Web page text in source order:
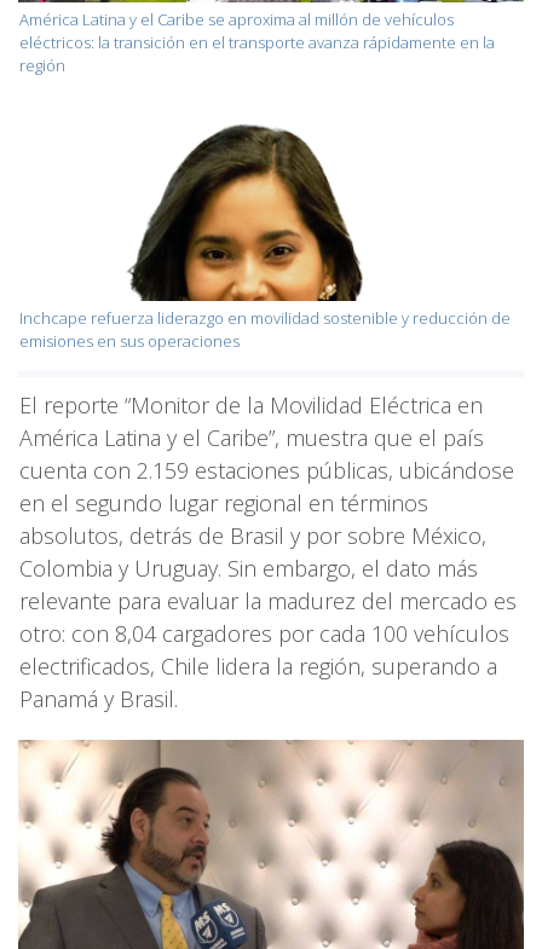
América Latina y el Caribe se aproxima al millón de vehículos
eléctricos: la transición en el transporte avanza rápidamente en la
región
Inchcape refuerza liderazgo en movilidad sostenible y reducción de
emisiones en sus operaciones
El reporte “Monitor de la Movilidad Eléctrica en
América Latina y el Caribe”, muestra que el país
cuenta con 2.159 estaciones públicas, ubicándose
en el segundo lugar regional en términos
absolutos, detrás de Brasil y por sobre México,
Colombia y Uruguay. Sin embargo, el dato más
relevante para evaluar la madurez del mercado es
otro: con 8,04 cargadores por cada 100 vehículos
electrificados, Chile lidera la región, superando a
Panamá y Brasil.